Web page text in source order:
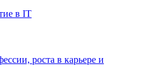
в IT
роста в карьере и